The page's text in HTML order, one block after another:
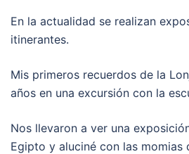
En la actualidad se realizan
itinerantes.
Mis primeros recuerdos de la
años en una excursión con la
Nos llevaron a ver una
Egipto y aluciné con las momias